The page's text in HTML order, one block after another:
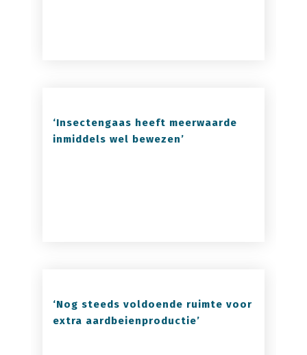
‘Insectengaas heeft meerwaarde
inmiddels wel bewezen’
‘Nog steeds voldoende ruimte voor
extra aardbeienproductie’